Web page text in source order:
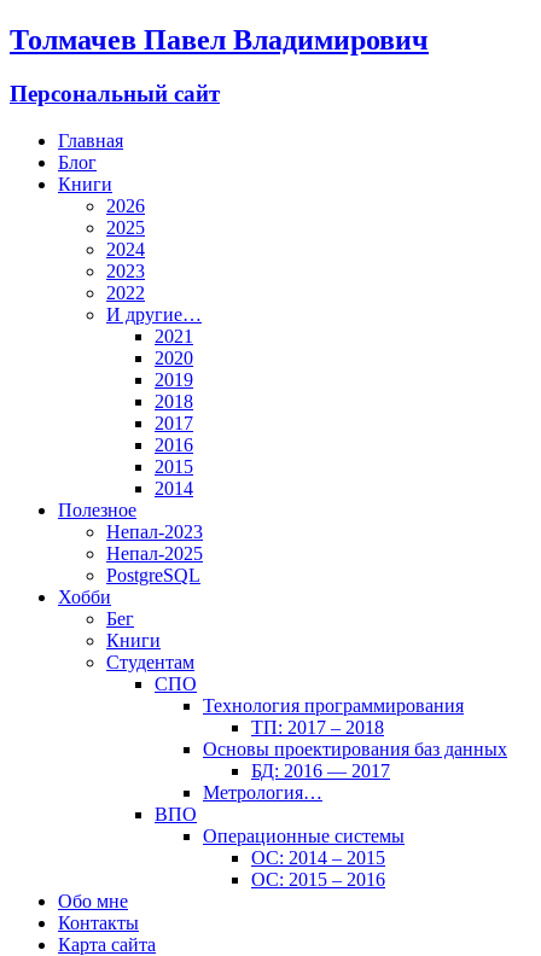
Толмачев Павел Владимирович
Персональный сайт
Главная
Блог
Книги
2026
2025
2024
2023
2022
И другие…
2021
2020
2019
2018
2017
2016
2015
2014
Полезное
Непал-2023
Непал-2025
PostgreSQL
Хобби
Бег
Книги
Студентам
СПО
Технология программирования
ТП: 2017 – 2018
Основы проектирования баз данных
БД: 2016 — 2017
Метрология…
ВПО
Операционные системы
ОС: 2014 – 2015
ОС: 2015 – 2016
Обо мне
Контакты
Карта сайта